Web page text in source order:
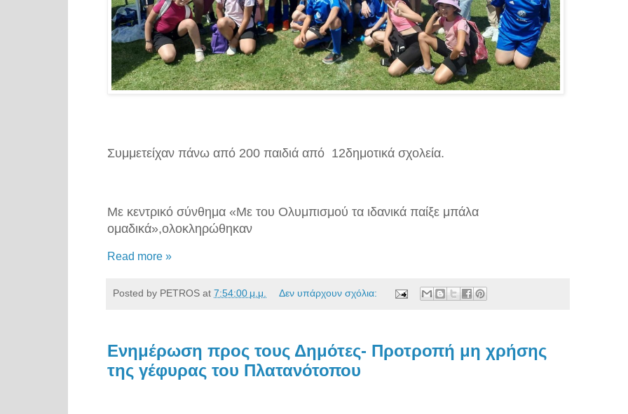
Συμμετείχαν πάνω από 200 παιδιά από 12δημοτικά σχολεία.
Με κεντρικό σύνθημα «Με του Ολυμπισμού τα ιδανικά παίξε μπάλα
ομαδικά»,ολοκληρώθηκαν
Read more »
Posted by PETROS at 7:54:00 μ.μ. Δεν υπάρχουν σχόλια:
Ενημέρωση προς τους Δημότες- Προτροπή μη χρήσης
της γέφυρας του Πλατανότοπου